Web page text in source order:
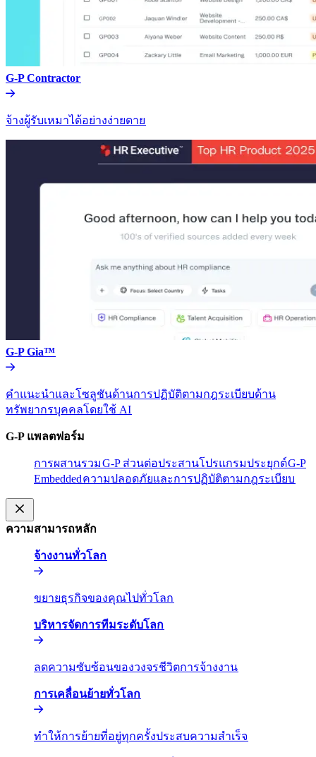
G-P Contractor​​
จ้างผู้รับเหมาได้อย่างง่ายดาย​​
G-P Gia™​​
คำแนะนำและโซลูชันด้านการปฏิบัติตามกฎระเบียบด้าน
ทรัพยากรบุคคลโดยใช้ AI​​
G-P แพลตฟอร์ม​​
การผสานรวม​​G-P ส่วนต่อประสานโปรแกรมประยุกต์​​G-P
Embedded​​ความปลอดภัยและการปฏิบัติตามกฎระเบียบ​​
ความสามารถหลัก​​
จ้างงานทั่วโลก​​
ขยายธุรกิจของคุณไปทั่วโลก​​
บริหารจัดการทีมระดับโลก​​
ลดความซับซ้อนของวงจรชีวิตการจ้างงาน​​
การเคลื่อนย้ายทั่วโลก​​
ทำให้การย้ายที่อยู่ทุกครั้งประสบความสำเร็จ​​